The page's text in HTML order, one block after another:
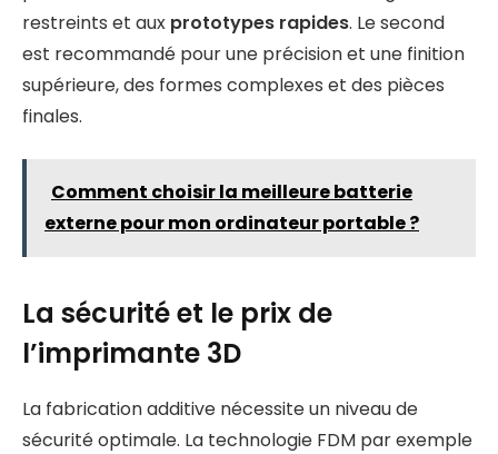
restreints et aux prototypes rapides. Le second
est recommandé pour une précision et une finition
supérieure, des formes complexes et des pièces
finales.
Comment choisir la meilleure batterie
externe pour mon ordinateur portable ?
La sécurité et le prix de
l’imprimante 3D
La fabrication additive nécessite un niveau de
sécurité optimale. La technologie FDM par exemple